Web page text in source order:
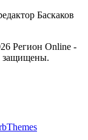
Баскаков
Регион Online -
защищены.